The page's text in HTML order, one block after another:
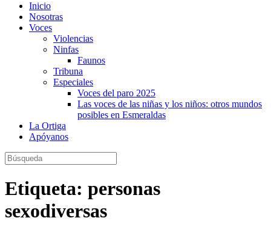
Inicio
Nosotras
Voces
Violencias
Ninfas
Faunos
Tribuna
Especiales
Voces del paro 2025
Las voces de las niñas y los niños: otros mundos
posibles en Esmeraldas
La Ortiga
Apóyanos
Etiqueta: personas
sexodiversas